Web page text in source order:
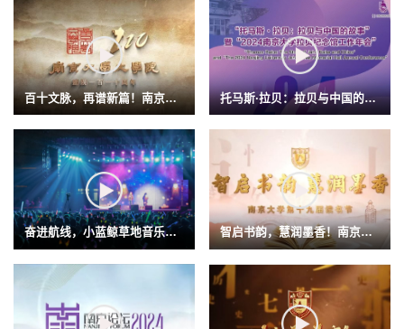
百十文脉，再谱新篇！南京大学... 托马斯·拉贝：拉贝与中国的故事
奋进航线，小蓝鲸草地音乐节畅... 智启书韵，慧润墨香！南京大学...